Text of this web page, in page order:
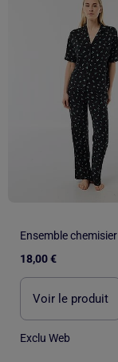
18,00 €
Voir le produit
Exclu Web